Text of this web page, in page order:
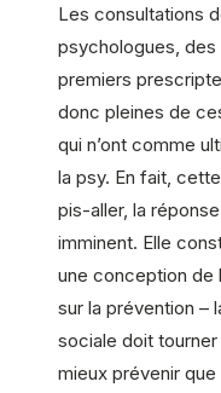
Les consultations
psychologues,
premiers
donc pleines de
qui n’ont comme
la psy. En fait,
pis-aller, la
imminent. Elle
une conception de
sur la prévention –
sociale doit
mieux prévenir